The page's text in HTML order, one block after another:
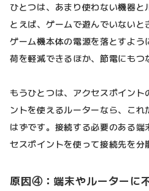
ひとつは、あまり使わない機器
とえば、ゲームで遊んでいないと
ゲーム機本体の電源を落とすよ
荷を軽減できるほか、節電にもつ
もうひとつは、アクセスポイン
ントを使えるルーターなら、こ
はずです。接続する必要のある
セスポイントを使って接続先を分
原因④：端末やルーターに